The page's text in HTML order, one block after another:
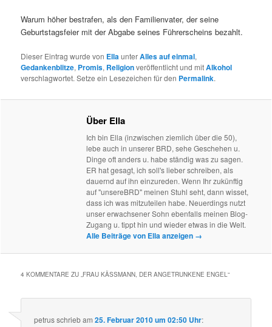
Warum höher bestrafen, als den Familienvater, der seine
Geburtstagsfeier mit der Abgabe seines Führerscheins bezahlt.
Dieser Eintrag wurde von EllaunterAlles auf einmal,
Gedankenblitze, Promis, Religionveröffentlicht und mitAlkohol
verschlagwortet. Setze ein Lesezeichen für den Permalink.
Über Ella
Ich bin Ella (inzwischen ziemlich über die 50),
lebe auch in unserer BRD, sehe Geschehen u.
Dinge oft anders u. habe ständig was zu sagen.
ER hat gesagt, ich soll's lieber schreiben, als
dauernd auf ihn einzureden. Wenn Ihr zukünftig
auf "unsereBRD" meinen Stuhl seht, dann wisset,
dass ich was mitzuteilen habe. Neuerdings nutzt
unser erwachsener Sohn ebenfalls meinen Blog-
Zugang u. tippt hin und wieder etwas in die Welt.
Alle Beiträge von Ella anzeigen →
4 KOMMENTARE ZU „FRAU KÄSSMANN, DER ANGETRUNKENE ENGEL “
petrusschriebam25. Februar 2010 um 02:50 Uhr: